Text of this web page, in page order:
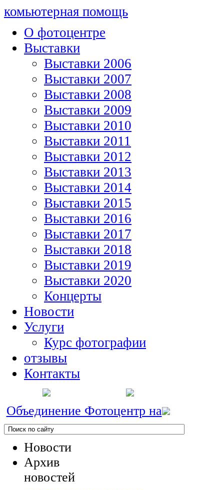
комьютерная помощь
О фотоцентре
Выставки
Выставки 2006
Выставки 2007
Выставки 2008
Выставки 2009
Выставки 2010
Выставки 2011
Выставки 2012
Выставки 2013
Выставки 2014
Выставки 2015
Выставки 2016
Выставки 2017
Выставки 2018
Выставки 2019
Выставки 2020
Концерты
Новости
Услуги
Курс фотографии
отзывы
Контакты
Объединение Фотоцентр на
Новости
Архив
новостей